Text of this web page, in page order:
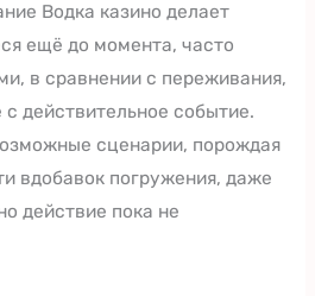
Водка казино делает
ещё до момента, часто
в сравнении с переживания,
действительное событие.
сценарии, порождая
вдобавок погружения, даже
действие пока не